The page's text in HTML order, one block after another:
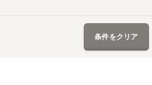
条件をクリア